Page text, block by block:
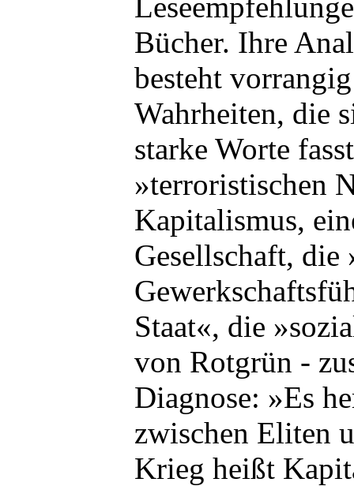
Bücher. Ihre
besteht
Wahrheiten, die
starke Worte
»terroristischen
Kapitalismus,
Gesellschaft,
Staat«, die
von Rotgrün -
Diagnose: »Es
zwischen Eliten
Krieg heißt